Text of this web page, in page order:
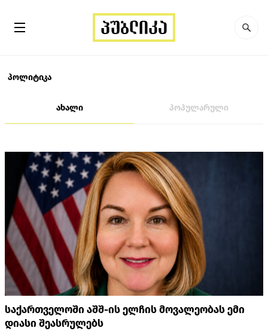
პოლიტიკა
ახალი პოპულარული
საქართველოში აშშ-ის ელჩის მოვალეობას ემი
დიასი შეასრულებს